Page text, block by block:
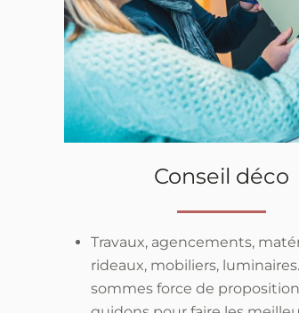
Conseil déco
Travaux, agencements,
rideaux, mobiliers,
sommes force de